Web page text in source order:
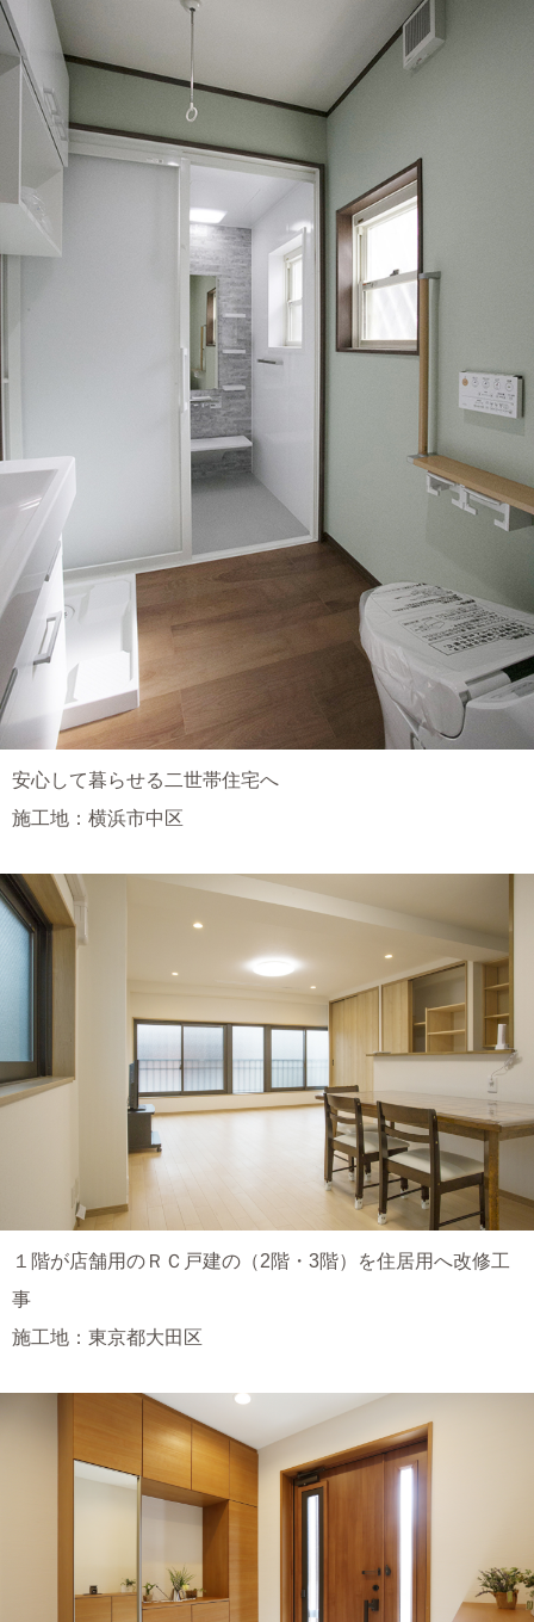
安心して暮らせる二世帯住宅へ
施工地：横浜市中区
１階が店舗用のＲＣ戸建の（2階・3階）を住居用へ改修工
事
施工地：東京都大田区